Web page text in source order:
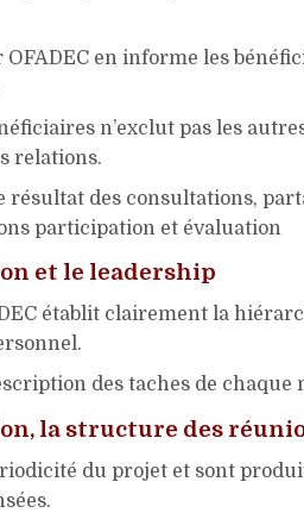
en informe les
n’exclut pas les
relations.
résultat des consultations,
participation et évaluation
et le leadership
établit clairement la
des taches de chaque
la structure des
du projet et sont